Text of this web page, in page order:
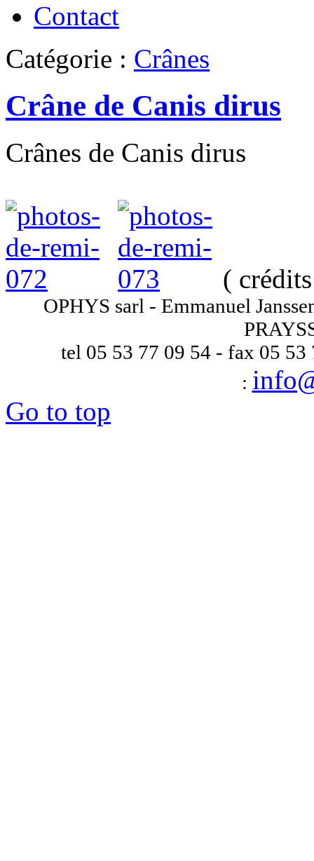
Contact
Catégorie : Crânes
Crâne de Canis dirus
Crânes de Canis dirus
(
OPHYS sarl - Emmanuel
tel 05 53 77 09 54 - fax 05
:
Go to top